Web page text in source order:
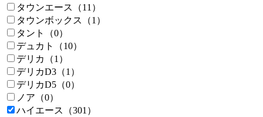
タウンエース（11）
タウンボックス（1）
タント（0）
デュカト（10）
デリカ（1）
デリカD3（1）
デリカD5（0）
ノア（0）
ハイエース（301）